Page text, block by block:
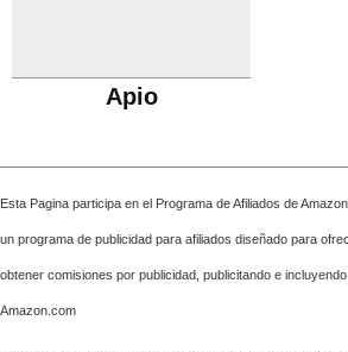
Apio
Esta Pagina participa en el Programa de Afiliados de
un programa de publicidad para afiliados diseñado para
obtener comisiones por publicidad, publicitando e
Amazon.com